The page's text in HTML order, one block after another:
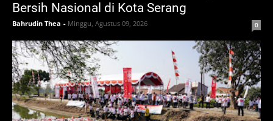
Bersih Nasional di Kota Serang
Bahrudin Thea - Minggu, Agustus 09, 2026 0